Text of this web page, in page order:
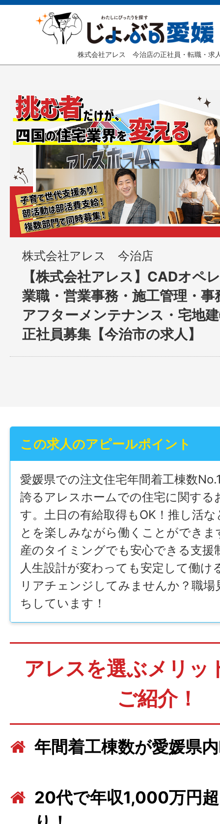
株式会社アレス 今治店の正社員・転職・求
株式会社アレス 今治店
【株式会社アレス】CADオペ
業職・営業事務・施工管理・事
アフターメンテナンス・宅地
正社員募集【今治市の求人】
この求人のアピールポイント
愛媛県での注文住宅年間着工棟数
誇るアレスホームでの住宅に関する
す。土日の有給取得もOK！推し活
とを楽しみながら働くことができま
産のタイミングでも安心できる支援
人生設計が変わっても安定して働け
リアチェンジしてみませんか？職場
ちしています！
アレスを選ぶメリッ
ご紹介！
年間着工棟数が愛媛県
20代で年収1,000万円